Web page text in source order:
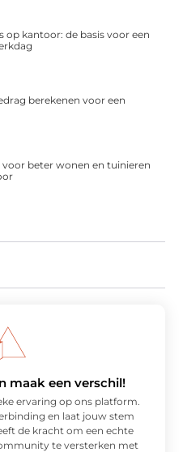
op kantoor: de basis voor een
berekenen voor een
voor beter wonen en tuinieren
maak een verschil!
ervaring op ons platform.
en laat jouw stem
de kracht om een echte
te versterken met